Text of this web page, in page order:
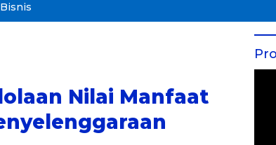
Nilai Manfaat